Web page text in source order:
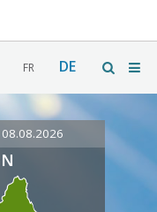
FR DE
08.08.2026